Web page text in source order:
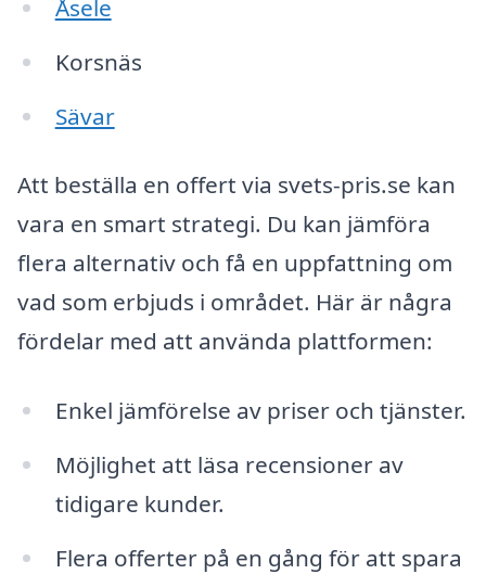
Åsele
Korsnäs
Sävar
Att beställa en offert via svets-pris.se kan
vara en smart strategi. Du kan jämföra
flera alternativ och få en uppfattning om
vad som erbjuds i området. Här är några
fördelar med att använda plattformen:
Enkel jämförelse av priser och tjänster.
Möjlighet att läsa recensioner av
tidigare kunder.
Flera offerter på en gång för att spara